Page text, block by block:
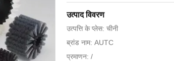
उत्पाद विवरण
उत्पत्ति के प्लेस: चीनी
ब्रांड नाम: AUTC
प्रमाणन: /